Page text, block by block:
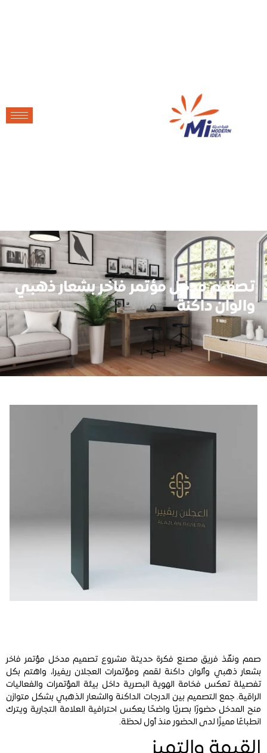
تصميم مدخل مؤتمر فاخر بشعار ذهبي
والوان داكنة
صمم ونفّذ فريق مصنع فكرة حديثة مشروع تصميم مدخل مؤتمر فاخر
بشعار ذهبي وألوان داكنة لقمم ومؤتمرات العجلان ريفيرا، واهتم بكل
تفصيلة تعكس فخامة الهوية البصرية داخل بيئة المؤتمرات والفعاليات
الراقية. جمع التصميم بين الدرجات الداكنة والشعار الذهبي بشكل متوازن
منح المدخل حضورًا بصريًا واضحًا يعكس احترافية العلامة التجارية ويترك
انطباعًا مميزًا لدى الحضور منذ أول لحظة.